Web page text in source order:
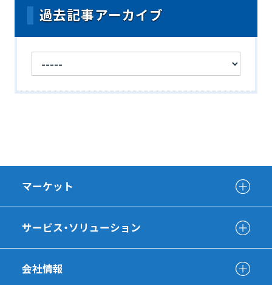
過去記事アーカイブ
マーケット
サービス・ソリューション
会社情報